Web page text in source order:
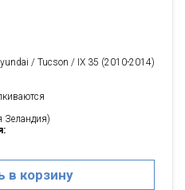
/ Tucson / IX 35 (2010-2014)
Зеландия)
в корзину